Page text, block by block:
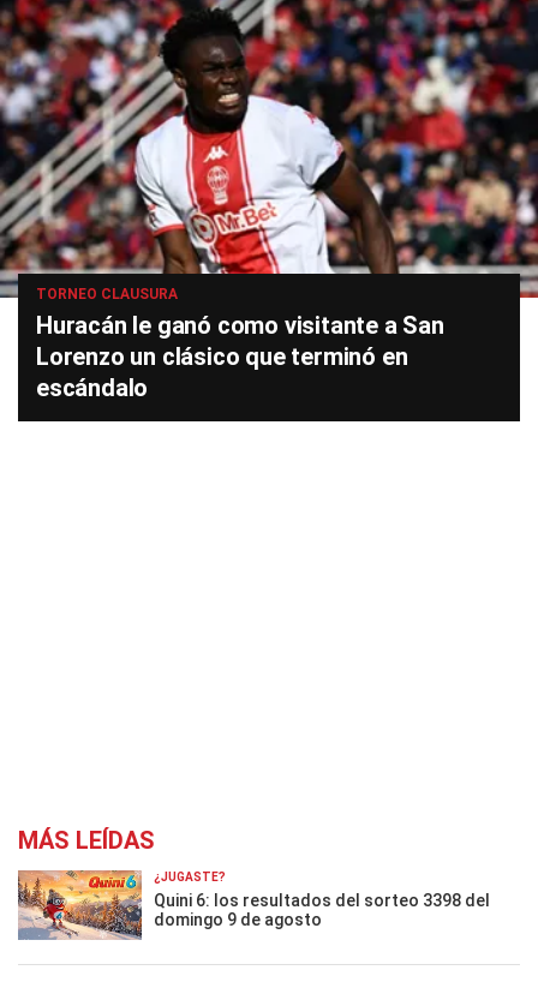
TORNEO CLAUSURA
Huracán le ganó como visitante a San
Lorenzo un clásico que terminó en
escándalo
MÁS LEÍDAS
¿JUGASTE?
Quini 6: los resultados del sorteo 3398 del
domingo 9 de agosto